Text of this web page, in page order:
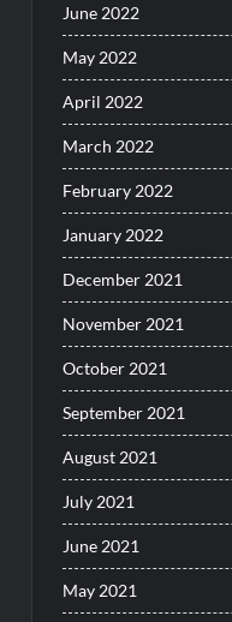
June 2022
May 2022
April 2022
March 2022
February 2022
January 2022
December 2021
November 2021
October 2021
September 2021
August 2021
July 2021
June 2021
May 2021